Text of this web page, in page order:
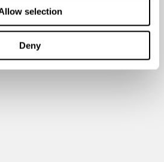
selection
Deny
る６つの独立したLEDを搭載